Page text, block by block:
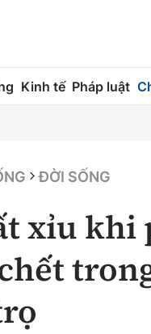
Kinh tế Pháp luật
đạo điều hành
liệu xây dựng
định chất lượng
lý đô thị
ĐỜI SỐNG
xỉu khi